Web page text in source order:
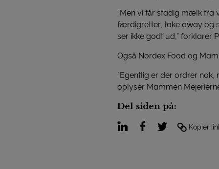
”Men vi får stadig mælk fra
færdigretter, take away og
ser ikke godt ud,” forklarer
Også Nordex Food og
”Egentlig er der ordrer
oplyser Mammen
Del siden på:
LinkedInFacebook
TwitterKopier